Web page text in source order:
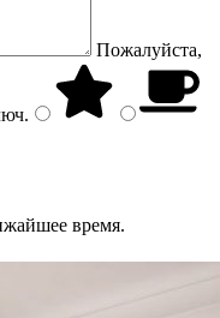
Пожалуйста,
.
время.